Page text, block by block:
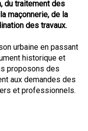
du traitement des
maçonnerie, de la
des travaux.
urbaine en passant
historique et
proposons des
aux demandes des
et professionnels.